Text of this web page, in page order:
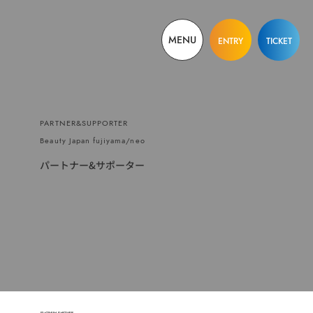
MENU ENTRY TICKET
PARTNER&SUPPORTER
Beauty Japan fujiyama/neo
パートナー&サポーター